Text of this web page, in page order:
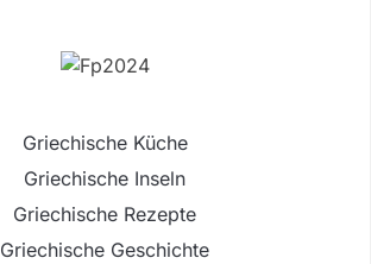
Griechische Küche
Griechische Inseln
Griechische Rezepte
Griechische Geschichte